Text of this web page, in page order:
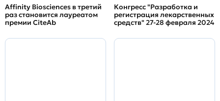
Affinity Biosciences в третий
раз становится лауреатом
премии CiteAb
Конгресс "Разработка и
регистрация лекарственных
средств" 27-28 февраля 2024